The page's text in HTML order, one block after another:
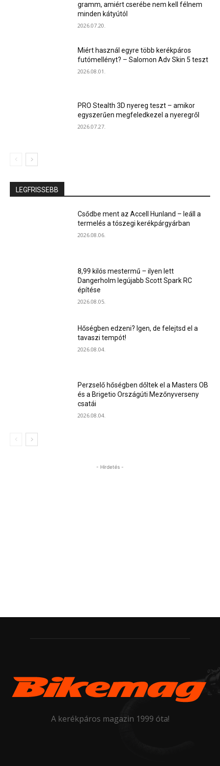
gramm, amiért cserébe nem kell félnem
minden kátyútól
2026.07.20.
Miért használ egyre több kerékpáros
futómellényt? – Salomon Adv Skin 5 teszt
2026.08.01.
PRO Stealth 3D nyereg teszt – amikor
egyszerűen megfeledkezel a nyeregről
2026.07.27.
LEGFRISSEBB
Csődbe ment az Accell Hunland – leáll a
termelés a tószegi kerékpárgyárban
2026.08.06.
8,99 kilós mestermű – ilyen lett
Dangerholm legújabb Scott Spark RC
építése
2026.08.05.
Hőségben edzeni? Igen, de felejtsd el a
tavaszi tempót!
2026.08.04.
Perzselő hőségben dőltek el a Masters OB
és a Brigetio Országúti Mezőnyverseny
csatái
2026.08.04.
- Hirdetés -
A kerékpáros magazin 1999 óta!